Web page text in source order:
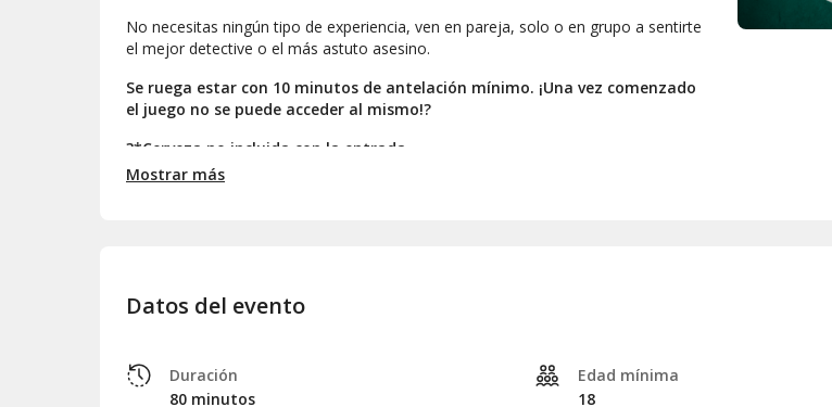
No necesitas ningún tipo de experiencia, ven en pareja, solo o en grupo a sentirte
el mejor detective o el más astuto asesino.
Se ruega estar con 10 minutos de antelación mínimo. ¡Una vez comenzado
el juego no se puede acceder al mismo!?
?*Cerveza no incluida con la entrada
Mostrar más
Datos del evento
Duración
80 minutos
Edad mínima
18